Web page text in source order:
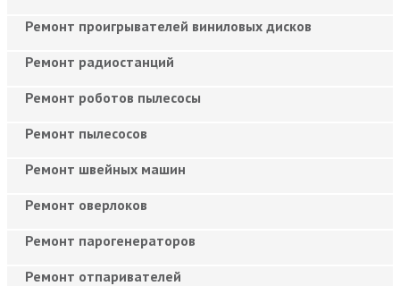
Ремонт проигрывателей виниловых дисков
Ремонт радиостанций
Ремонт роботов пылесосы
Ремонт пылесосов
Ремонт швейных машин
Ремонт оверлоков
Ремонт парогенераторов
Ремонт отпаривателей